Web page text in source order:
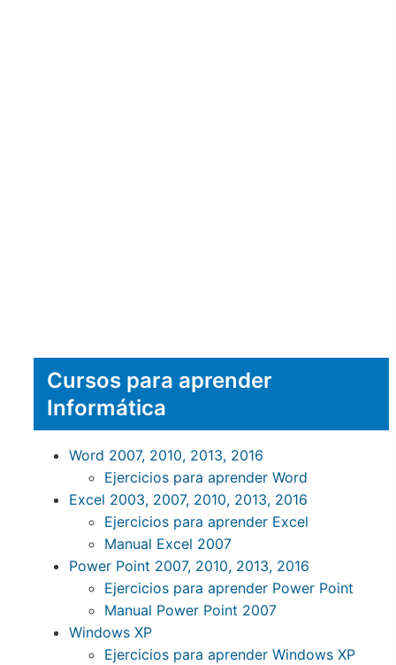
Cursos para aprender
Informática
Word 2007, 2010, 2013, 2016
Ejercicios para aprender Word
Excel 2003, 2007, 2010, 2013, 2016
Ejercicios para aprender Excel
Manual Excel 2007
Power Point 2007, 2010, 2013, 2016
Ejercicios para aprender Power Point
Manual Power Point 2007
Windows XP
Ejercicios para aprender Windows XP